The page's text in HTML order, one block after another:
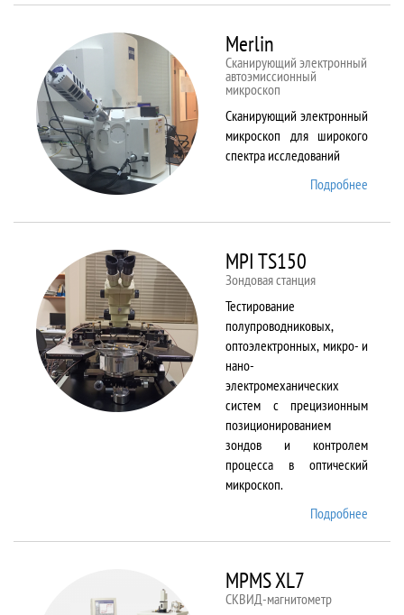
Merlin
Сканирующий электронный
автоэмиссионный
микроскоп
Сканирующий электронный
микроскоп для широкого
спектра исследований
Подробнее
MPI TS150
Зондовая станция
Тестирование
полупроводниковых,
оптоэлектронных, микро- и
нано-
электромеханических
систем с прецизионным
позиционированием
зондов и контролем
процесса в оптический
микроскоп.
Подробнее
MPMS XL7
СКВИД-магнитометр